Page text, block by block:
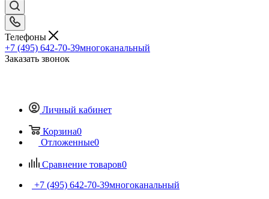
Телефоны
+7 (495) 642-70-39многоканальный
Заказать звонок
Личный кабинет
Корзина0
Отложенные0
Сравнение товаров0
+7 (495) 642-70-39многоканальный